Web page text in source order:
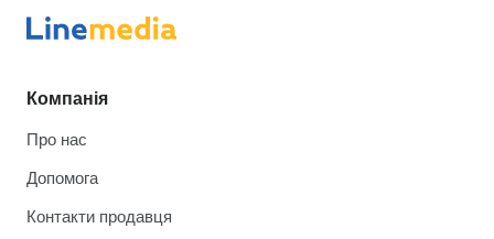
Компанія
Про нас
Допомога
Контакти продавця